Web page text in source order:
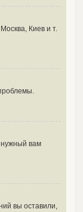
Киев и т.
нужный вам
вы оставили,